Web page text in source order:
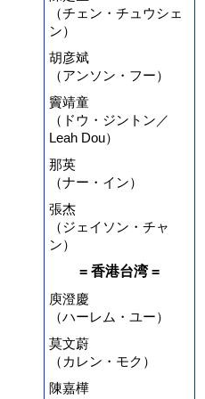
（チェン・チュウシェ
ン）
胡彦斌
（アンソン・フー）
竇靖童
（ドウ・ジントン／
Leah Dou）
那英
（ナー・イン）
張杰
（ジェイソン・チャ
ン）
= 香港台湾 =
庾澄慶
（ハーレム・ユー）
莫文蔚
（カレン・モク）
陳嘉樺